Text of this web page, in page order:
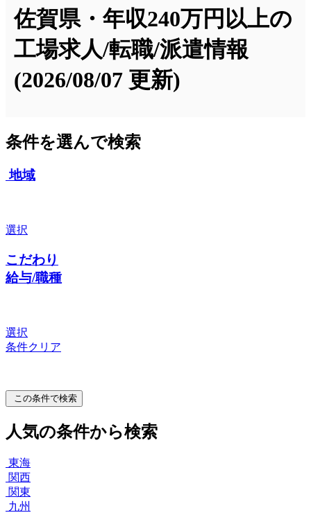
佐賀県・年収240万円以上の
工場求人/転職/派遣情報
(2026/08/07 更新)
条件を選んで検索
地域
選択
こだわり
給与/職種
選択
条件クリア
この条件で検索
人気の条件から検索
東海
関西
関東
九州